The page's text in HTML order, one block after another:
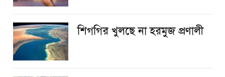
শিগগির খুলছে না হরমুজ প্রণালী